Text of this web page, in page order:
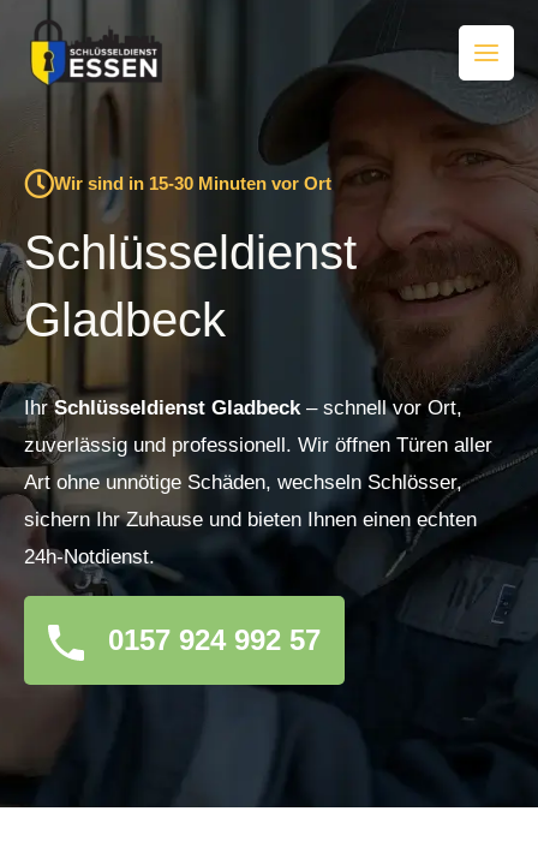
Inhalt
springen
Wir sind in 15-30 Minuten vor Ort
Schlüsseldienst
Gladbeck
IhrSchlüsseldienst Gladbeck– schnell vor Ort,
zuverlässig und professionell. Wir öffnen Türen aller
Art ohne unnötige Schäden, wechseln Schlösser,
sichern Ihr Zuhause und bieten Ihnen einen echten
24h-Notdienst.
0157 924 992 57